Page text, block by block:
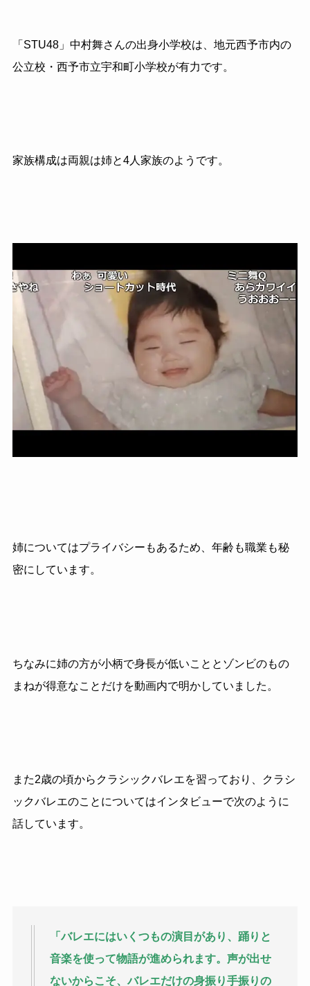
「STU48」中村舞さんの出身小学校は、地元西予市内の
公立校・西予市立宇和町小学校が有力です。
家族構成は両親は姉と4人家族のようです。
姉についてはプライバシーもあるため、年齢も職業も秘
密にしています。
ちなみに姉の方が小柄で身長が低いこととゾンビのもの
まねが得意なことだけを動画内で明かしていました。
また2歳の頃からクラシックバレエを習っており、クラシ
ックバレエのことについてはインタビューで次のように
話しています。
「バレエにはいくつもの演目があり、踊りと
音楽を使って物語が進められます。声が出せ
ないからこそ、バレエだけの身振り手振りの